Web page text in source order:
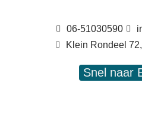
06-51030590
Klein Rondeel
Snel naar